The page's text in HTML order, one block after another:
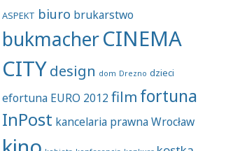
ASPEKT biuro brukarstwo
bukmacherCINEMA
CITYdesign dom Drezno dzieci
efortuna EURO 2012film fortuna
InPost kancelaria prawna Wrocław